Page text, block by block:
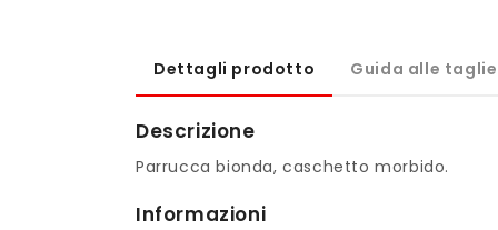
Dettagli prodotto Guida alle taglie
Descrizione
Parrucca bionda, caschetto morbido.
Informazioni